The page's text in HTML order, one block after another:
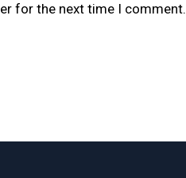
for the next time I comment.